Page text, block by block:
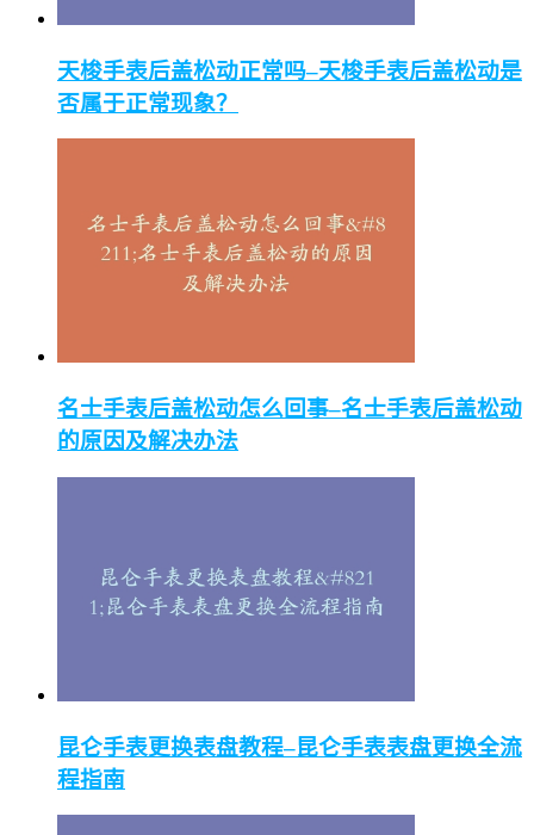
天梭手表后盖松动正常吗–天梭手表后盖松动是
否属于正常现象？
名士手表后盖松动怎么回事–名士手表后盖松动
的原因及解决办法
昆仑手表更换表盘教程–昆仑手表表盘更换全流
程指南